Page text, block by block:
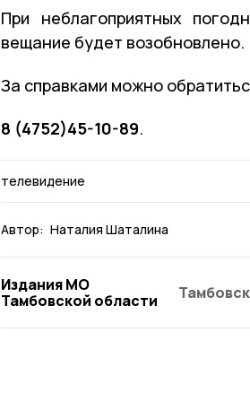
При неблагоприятных
вещание будет возобновлено.
За справками можно
8 (4752)45-10-89.
телевидение
Автор: Наталия Шаталина
Издания МО
Тамбовской области